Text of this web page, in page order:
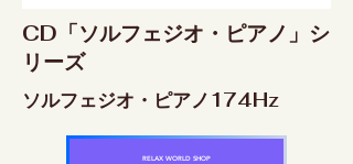
CD「ソルフェジオ・ピアノ」シ
リーズ
ソルフェジオ・ピアノ174Hz
RELAX WORLD SHOP